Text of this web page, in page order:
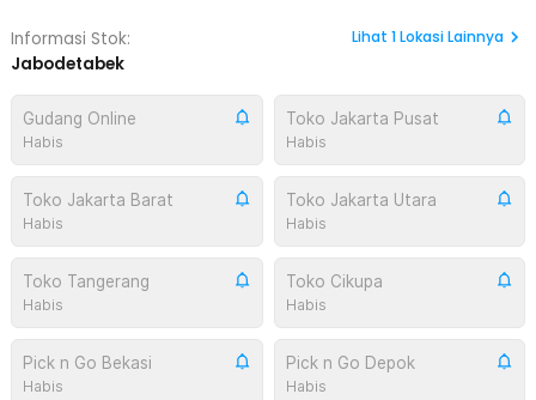
Informasi Stok:
Jabodetabek
Lihat 1Lokasi Lainnya
Gudang Online
Habis
Toko Jakarta Pusat
Habis
Toko Jakarta Barat
Habis
Toko Jakarta Utara
Habis
Toko Tangerang
Habis
Toko Cikupa
Habis
Pick n Go Bekasi
Habis
Pick n Go Depok
Habis